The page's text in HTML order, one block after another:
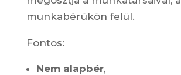
munkabérükön felül.
Fontos:
Nem alapbér,